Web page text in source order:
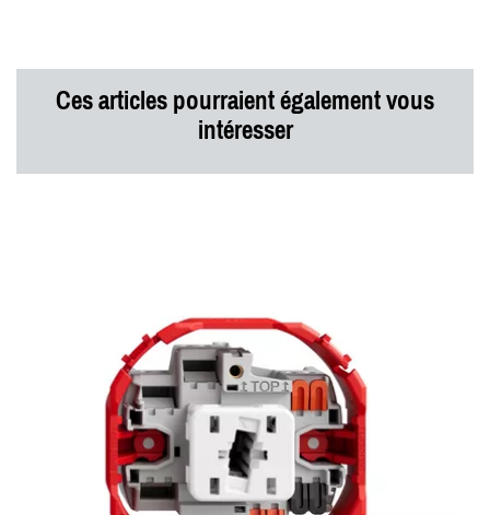
Ces articles pourraient également vous
intéresser